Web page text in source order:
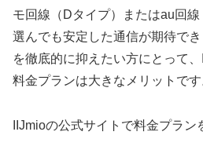
モ回線（Dタイプ）またはau回
選んでも安定した通信が期待で
を徹底的に抑えたい方にとって
料金プランは大きなメリットです
IIJmioの公式サイトで料金プラン